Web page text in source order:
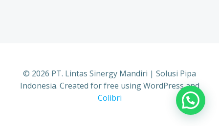
© 2026 PT. Lintas Sinergy Mandiri | Solusi Pipa
Indonesia. Created for free using WordPress and
Colibri